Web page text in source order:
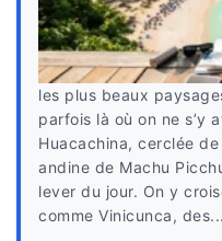
les plus beaux
parfois là où on ne s’y
Huacachina, cerclée
andine de Machu
lever du jour. On y
comme Vinicunca, des...